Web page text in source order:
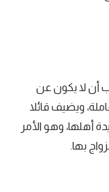
يجب أن لا يكون عن
ويضيف قائلا
أهلها، وهو الأمر
بها.